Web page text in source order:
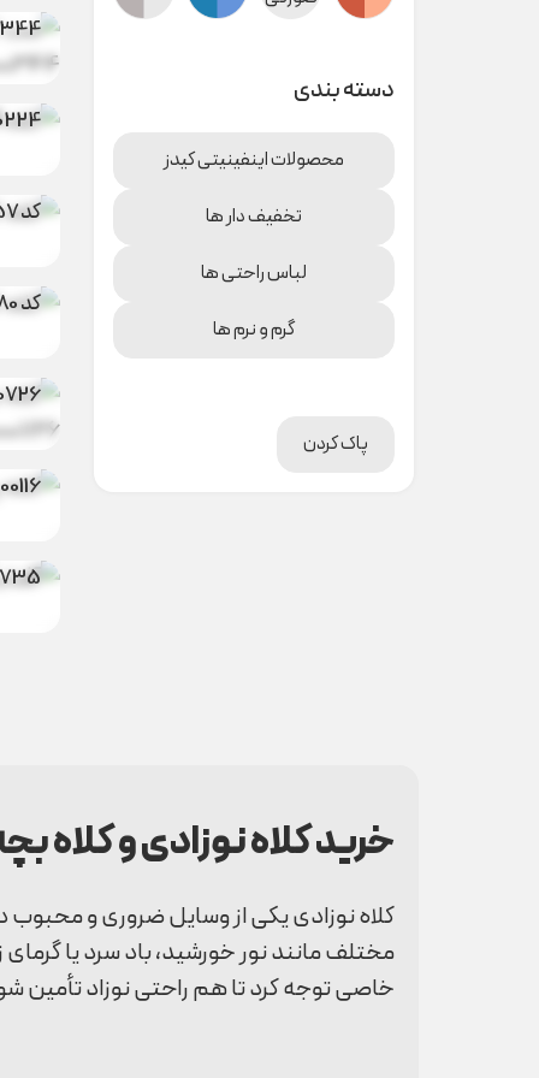
دسته بندی
محصولات اینفینیتی کیدز
تخفیف دار ها
لباس راحتی ها
گرم و نرم ها
پاک کردن
کد A000757
کد M00180
خرید کلاه نوزادی و کلاه
کلاه نوزادی یکی از وسایل ضروری و
مختلف مانند نور خورشید، باد سرد یا
خاصی توجه کرد تا هم راحتی نوزاد تأمین